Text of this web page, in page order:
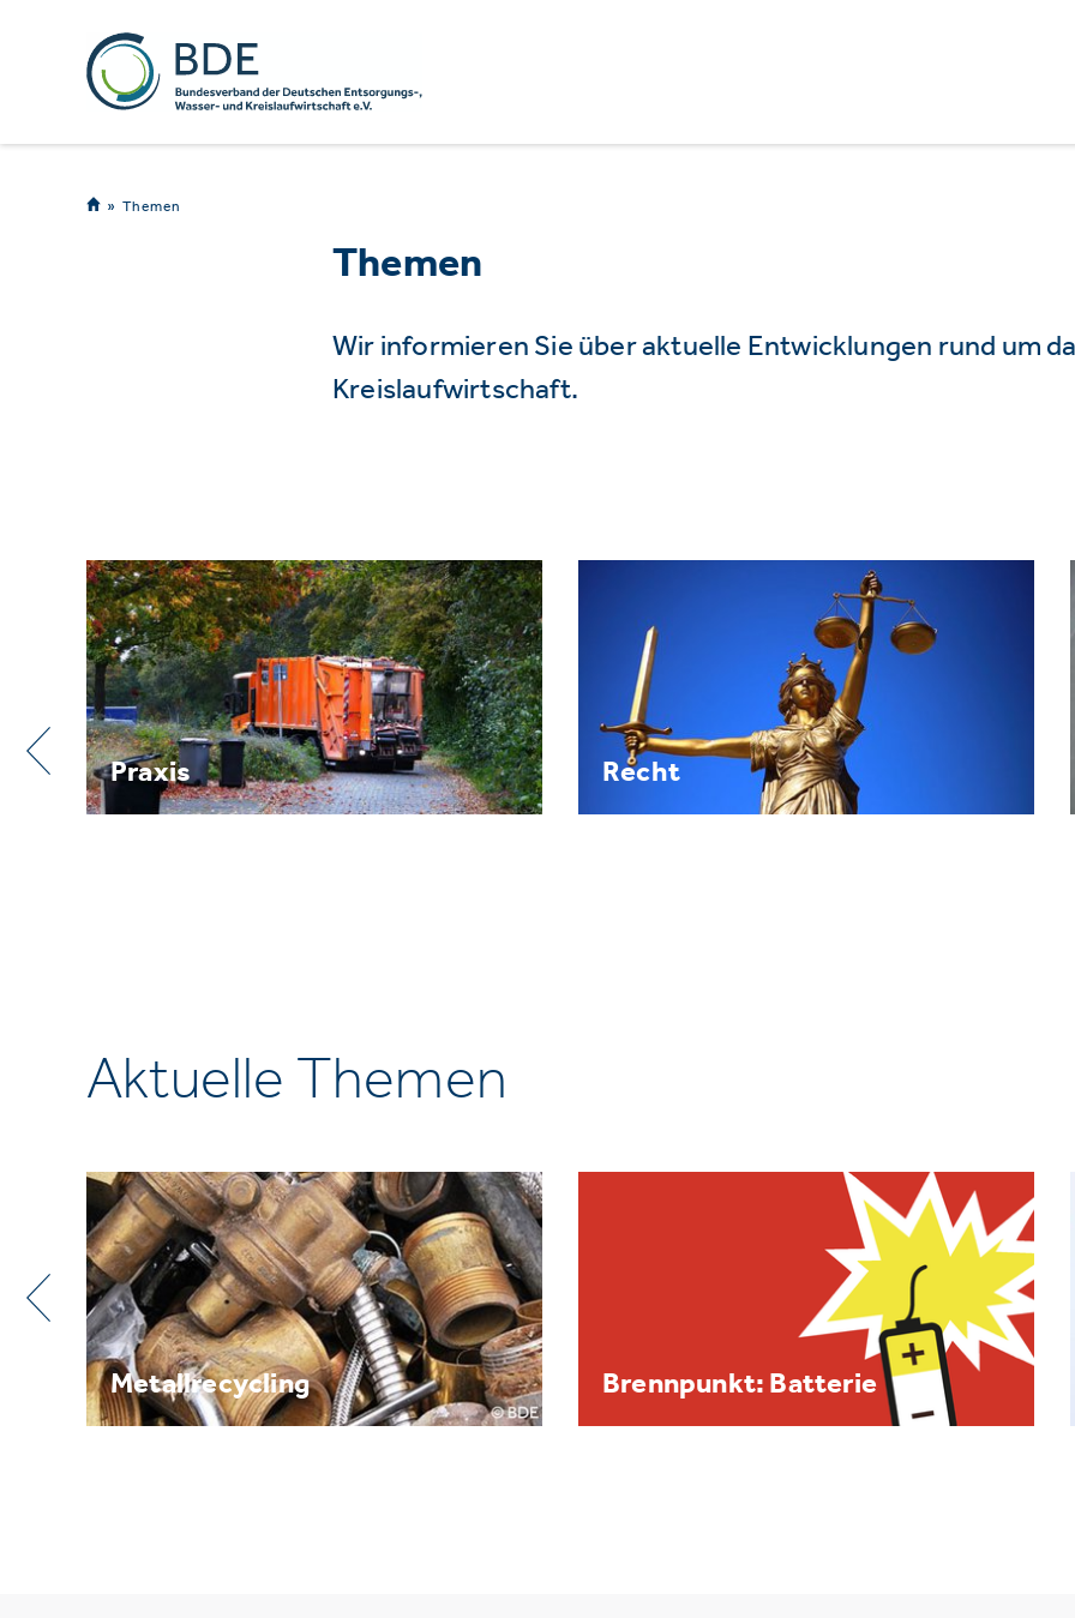
Themen
Themen
Wir informieren Sie über aktuelle Entwicklungen rund um
Kreislaufwirtschaft.
Praxis Recht
Aktuelle Themen
Metallrecycling Brennpunkt: Batterie